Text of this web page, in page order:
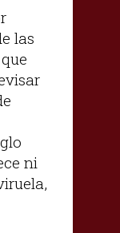
las
ni